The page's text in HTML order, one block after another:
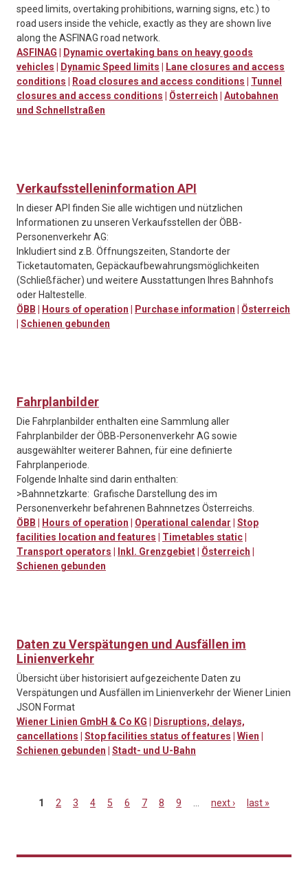
speed limits, overtaking prohibitions, warning signs, etc.) to
road users inside the vehicle, exactly as they are shown live
along the ASFINAG road network.
ASFINAG
Dynamic overtaking bans on heavy goods
vehicles
Dynamic Speed limits
Lane closures and access
conditions
Road closures and access conditions
Tunnel
closures and access conditions
Österreich
Autobahnen
und Schnellstraßen
Verkaufsstelleninformation API
In dieser API finden Sie alle wichtigen und nützlichen
Informationen zu unseren Verkaufsstellen der ÖBB-
Personenverkehr AG:
Inkludiert sind z.B. Öffnungszeiten, Standorte der
Ticketautomaten, Gepäckaufbewahrungsmöglichkeiten
(Schließfächer) und weitere Ausstattungen Ihres Bahnhofs
oder Haltestelle.
ÖBB
Hours of operation Purchase information
Österreich
Schienen gebunden
Fahrplanbilder
Die Fahrplanbilder enthalten eine Sammlung aller
Fahrplanbilder der ÖBB-Personenverkehr AG sowie
ausgewählter weiterer Bahnen, für eine definierte
Fahrplanperiode.
Folgende Inhalte sind darin enthalten:
>Bahnnetzkarte: Grafische Darstellung des im
Personenverkehr befahrenen Bahnnetzes Österreichs.
ÖBB
Hours of operation Operational calendar
Stop
facilities location and features
Timetables static
Transport operators
Inkl. Grenzgebiet Österreich
Schienen gebunden
Daten zu Verspätungen und Ausfällen im
Linienverkehr
Übersicht über historisiert aufgezeichente Daten zu
Verspätungen und Ausfällen im Linienverkehr der Wiener Linien
JSON Format
Wiener Linien GmbH & Co KG
Disruptions, delays,
cancellations
Stop facilities status of features Wien
Schienen gebunden
Stadt- und U-Bahn
1 2 3 4 5 6 7 8 9 next › last »